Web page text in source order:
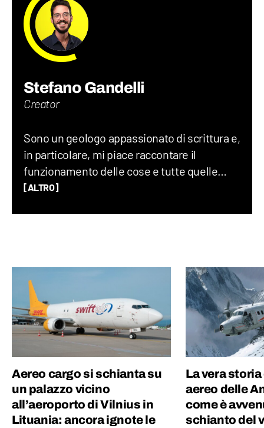
Stefano Gandelli
Creator
Sono un geologo appassionato di scrittura e,
in particolare, mi piace raccontare il
funzionamento delle cose e tutte quelle
storie assurde (ma vere) che accadono nel
guardare film, andare ai concerti e
collezionare dischi in vinile.
[ALTRO]
Aereo cargo si schianta su
un palazzo vicino
all’aeroporto di Vilnius in
Lituania: ancora ignote le
La vera
aereo delle
come è
schianto del